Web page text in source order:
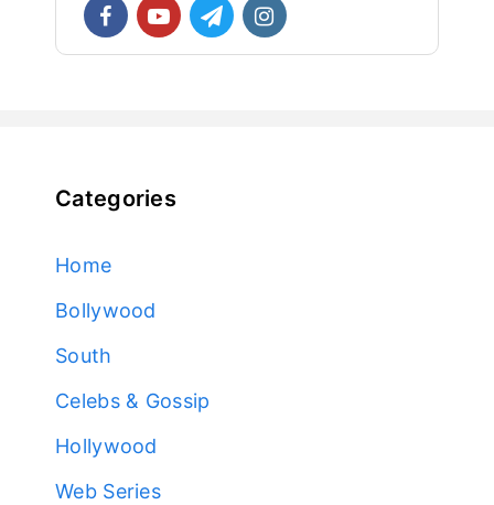
Categories
Home
Bollywood
South
Celebs & Gossip
Hollywood
Web Series